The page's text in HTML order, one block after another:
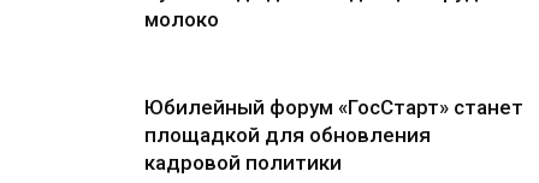
молоко
Юбилейный форум «ГосСтарт» станет
площадкой для обновления
кадровой политики